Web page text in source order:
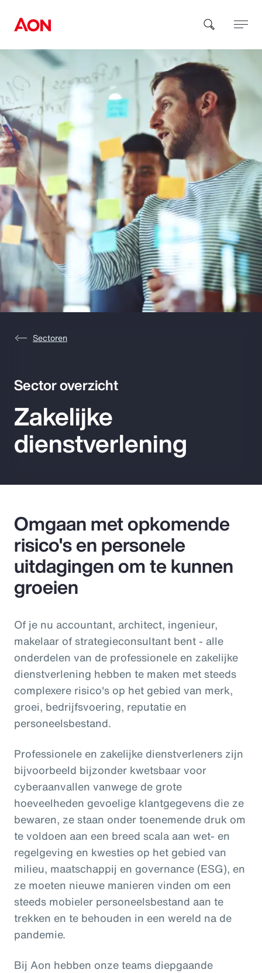
How can we help you?
Popular Searches
Insurance
Benefits
Pay Transparency
Parametrics
Risk Management
Sectoren
Sector overzicht
Zakelijke
dienstverlening
Omgaan met opkomende
risico's en personele
uitdagingen om te kunnen
groeien
Of je nu accountant, architect, ingenieur,
makelaar of strategieconsultant bent - alle
onderdelen van de professionele en zakelijke
dienstverlening hebben te maken met steeds
complexere risico's op het gebied van merk,
groei, bedrijfsvoering, reputatie en
personeelsbestand.
Professionele en zakelijke dienstverleners zijn
bijvoorbeeld bijzonder kwetsbaar voor
cyberaanvallen vanwege de grote
hoeveelheden gevoelige klantgegevens die ze
bewaren, ze staan onder toenemende druk om
te voldoen aan een breed scala aan wet- en
regelgeving en kwesties op het gebied van
milieu, maatschappij en governance (ESG), en
ze moeten nieuwe manieren vinden om een
steeds mobieler personeelsbestand aan te
trekken en te behouden in een wereld na de
pandemie.
Bij Aon hebben onze teams diepgaande